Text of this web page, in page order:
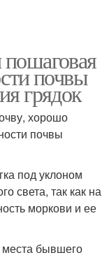
почвы
грядок
хорошо
почвы
под уклоном
света, так как на
моркови и ее
места бывшего